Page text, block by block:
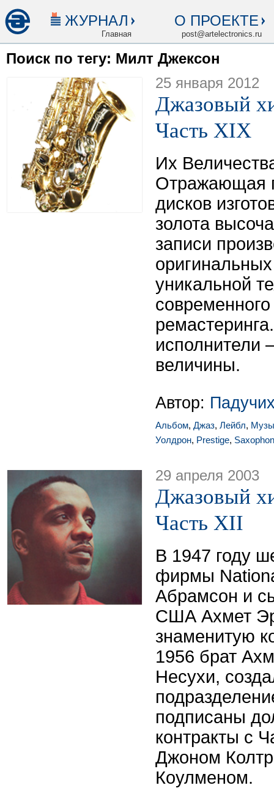
ЖУРНАЛ
Главная
О ПРОЕКТЕ
post@artelectronics.ru
Поиск по тегу: Милт Джексон
25 января 2012
Джазовый
Часть XIX
Их
Отражающая
дисков
золота
записи
уникальной
исполнители
величины.
Автор:
Альбом, Джаз, Лейбл,
Уолдрон, Prestige,
29 апреля 2003
Джазовый
Часть XII
В 1947 году
фирмы
Абрамсон и
США Ахмет
знаменитую
1956 брат
Несухи,
подписаны
контракты с
Джоном
Коулменом.